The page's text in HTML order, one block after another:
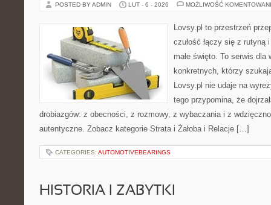
POSTED BY ADMIN LUT - 6 - 2026 MOŻLIWOŚĆ
Lovsy.pl to przestrzeń
czułość łączy się z rutyną
małe święto. To serwis
konkretnych, którzy
Lovsy.pl nie udaje na
tego przypomina, że
drobiazgów: z obecności, z rozmowy, z wybaczania i z
autentyczne. Zobacz kategorie Strata i Żałoba i Relacje […]
CATEGORIES: AUTOMOTIVEBEARINGS
HISTORIA I ZABYTKI